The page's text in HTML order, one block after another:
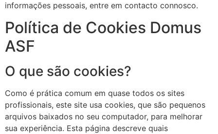
informações pessoais, entre em contacto connosco.
Política de Cookies Domus
ASF
O que são cookies?
Como é prática comum em quase todos os sites
profissionais, este site usa cookies, que são pequenos
arquivos baixados no seu computador, para melhorar
sua experiência. Esta página descreve quais